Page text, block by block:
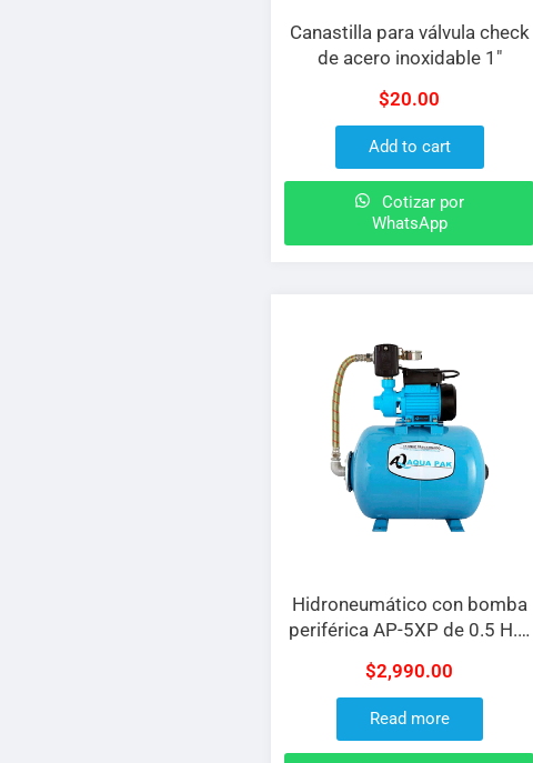
Canastilla para válvula check
de acero inoxidable 1″
$20.00
Add to cart
Cotizar por
WhatsApp
Hidroneumático con bomba
periférica AP-5XP de 0.5 H.P
$2,990.00
Read more